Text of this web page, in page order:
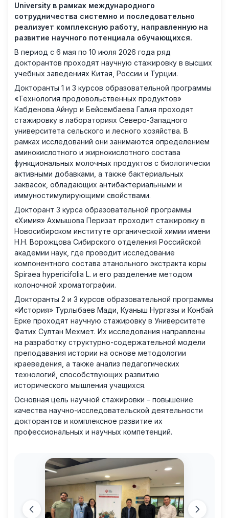
University в рамках международного
сотрудничества системно и последовательно
реализует комплексную работу, направленную на
развитие научного потенциала обучающихся.
В период с 6 мая по 10 июля 2026 года ряд
докторантов проходят научную стажировку в высших
учебных заведениях Китая, России и Турции.
Докторанты 1 и 3 курсов образовательной программы
«Технология продовольственных продуктов»
Кабденова Айнур и Бейсембаева Галия проходят
стажировку в лабораториях Северо-Западного
университета сельского и лесного хозяйства. В
рамках исследований они занимаются определением
аминокислотного и жирнокислотного состава
функциональных молочных продуктов с биологически
активными добавками, а также бактериальных
заквасок, обладающих антибактериальными и
иммуностимулирующими свойствами.
Докторант 3 курса образовательной программы
«Химия» Ахмышова Перизат проходит стажировку в
Новосибирском институте органической химии имени
Н.Н. Ворожцова Сибирского отделения Российской
академии наук, где проводит исследование
компонентного состава этанольного экстракта коры
Spiraea hypericifolia L. и его разделение методом
колоночной хроматографии.
Докторанты 2 и 3 курсов образовательной программы
«История» Турлыбаев Мади, Куаныш Нургазы и Конбай
Ерке проходят научную стажировку в Университете
Фатих Султан Мехмет. Их исследования направлены
на разработку структурно-содержательной модели
преподавания истории на основе методологии
краеведения, а также анализ педагогических
технологий, способствующих развитию
исторического мышления учащихся.
Основная цель научной стажировки – повышение
качества научно-исследовательской деятельности
докторантов и комплексное развитие их
профессиональных и научных компетенций.